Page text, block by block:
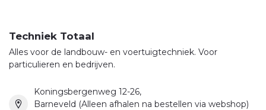
Techniek Totaal
Alles voor de landbouw- en voertuigtechniek. Voor
particulieren en bedrijven.
Koningsbergenweg 12-26,
Barneveld (Alleen afhalen na bestellen via webshop)